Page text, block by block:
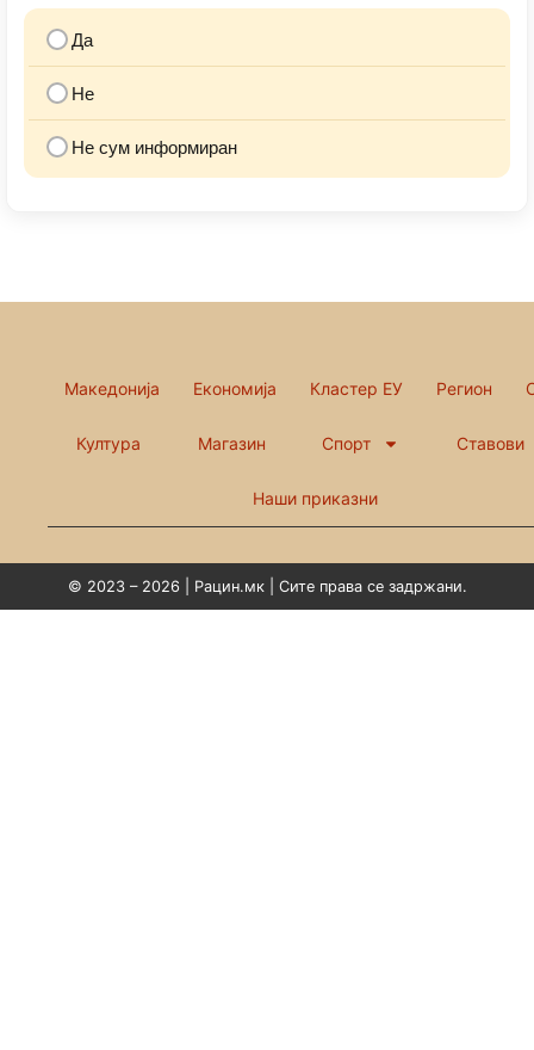
Да
Не
Не сум информиран
Македонија Економија Кластер ЕУ Регион
Култура Магазин Спорт Ставови
Наши приказни
© 2023 – 2026 | Рацин.мк | Сите права се задржани.